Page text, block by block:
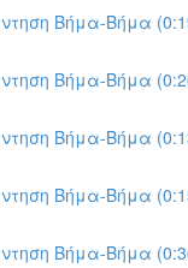
Βήμα-Βήμα
Βήμα-Βήμα
Βήμα-Βήμα
Βήμα-Βήμα
Βήμα-Βήμα